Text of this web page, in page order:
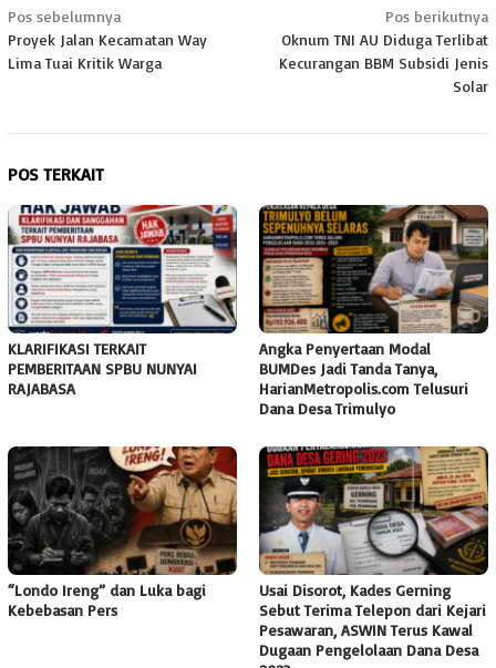
Navigasi
pos
Pos sebelumnya
Proyek Jalan Kecamatan Way
Lima Tuai Kritik Warga
Pos berikutnya
Oknum TNI AU Diduga Terlibat
Kecurangan BBM Subsidi Jenis
Solar
POS TERKAIT
KLARIFIKASI TERKAIT
PEMBERITAAN SPBU NUNYAI
RAJABASA
Angka Penyertaan Modal
BUMDes Jadi Tanda Tanya,
HarianMetropolis.com Telusuri
Dana Desa Trimulyo
“Londo Ireng” dan Luka bagi
Kebebasan Pers
Usai Disorot, Kades Gerning
Sebut Terima Telepon dari Kejari
Pesawaran, ASWIN Terus Kawal
Dugaan Pengelolaan Dana Desa